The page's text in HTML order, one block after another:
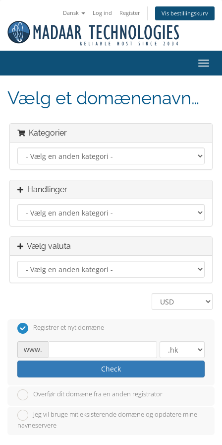
Dansk Log ind Register Vis bestillingskurv
Vælg et domænenavn…
Kategorier
Handlinger
Vælg valuta
Registrer et nyt domæne
www.
Check
Overfør dit domæne fra en anden registrator
Jeg vil bruge mit eksisterende domæne og opdatere mine
navneservere